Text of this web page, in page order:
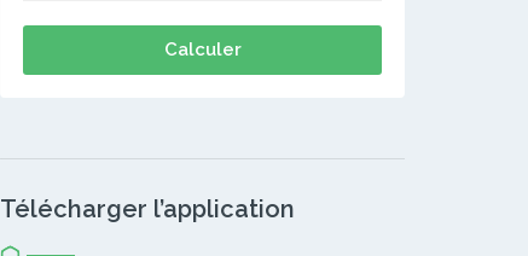
Calculer
Télécharger l’application